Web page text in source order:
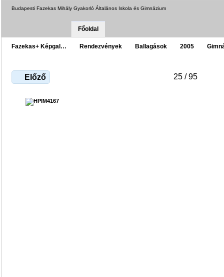
Budapesti Fazekas Mihály Gyakorló Általános Iskola és Gimnázium
Főoldal
Fazekas+ Képgal… Rendezvények Ballagások 2005
Előző 25 / 95